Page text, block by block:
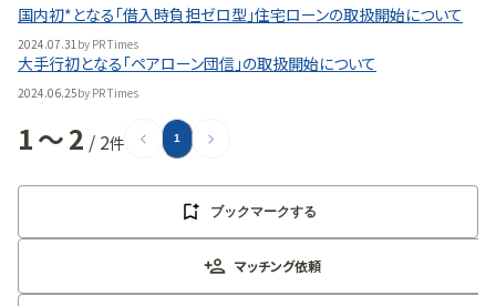
無料で使ってみる
国内初*となる「借入時負担ゼロ型」住宅ローンの取扱開始について
2024.07.31by PR Times
大手行初となる「ペアローン団信」の取扱開始について
2024.06.25by PR Times
1〜2 / 2件 1
ブックマークする
マッチング依頼